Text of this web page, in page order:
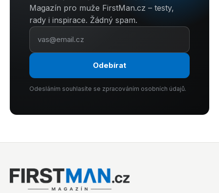
Magazín pro muže FirstMan.cz – testy,
rady i inspirace. Žádný spam.
Odebírat
Odesláním souhlasíte se zpracováním osobních údajů.